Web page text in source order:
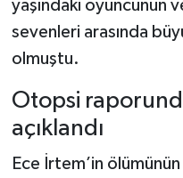
yaşındaki oyuncunun
sevenleri arasında
olmuştu.
Otopsi
açıklandı
Ece İrtem’in
Seydiler Haberleri
Taşköprü Haberleri
Tosya Haberleri